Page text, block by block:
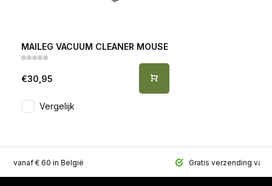
MAILEG VACUUM CLEANER MOUSE
€30,95
Vergelijk
vanaf € 60 in België Gratis verzending